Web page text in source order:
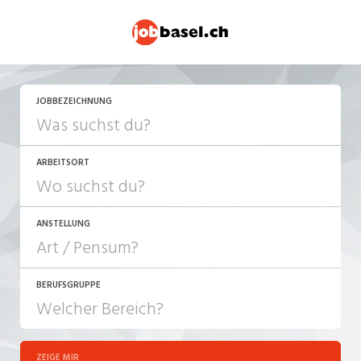
JOBBEZEICHNUNG
ARBEITSORT
ANSTELLUNG
JOB-TYP
Festanstellung
BERUFSGRUPPE
ZEIGE MIR